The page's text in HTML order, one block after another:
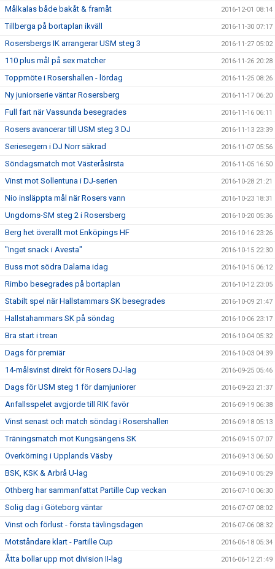
Målkalas både bakåt & framåt 2016-12-01 08:14
Tillberga på bortaplan ikväll 2016-11-30 07:17
Rosersbergs IK arrangerar USM steg 3 2016-11-27 05:02
110 plus mål på sex matcher 2016-11-26 20:28
Toppmöte i Rosershallen - lördag 2016-11-25 08:26
Ny juniorserie väntar Rosersberg 2016-11-17 06:20
Full fart när Vassunda besegrades 2016-11-16 06:11
Rosers avancerar till USM steg 3 DJ 2016-11-13 23:39
Seriesegern i DJ Norr säkrad 2016-11-07 05:56
Söndagsmatch mot VästeråsIrsta 2016-11-05 16:50
Vinst mot Sollentuna i DJ-serien 2016-10-28 21:21
Nio insläppta mål när Rosers vann 2016-10-23 18:31
Ungdoms-SM steg 2 i Rosersberg 2016-10-20 05:36
Berg het överallt mot Enköpings HF 2016-10-16 23:26
"Inget snack i Avesta" 2016-10-15 22:30
Buss mot södra Dalarna idag 2016-10-15 06:12
Rimbo besegrades på bortaplan 2016-10-12 23:05
Stabilt spel när Hallstammars SK besegrades 2016-10-09 21:47
Hallstahammars SK på söndag 2016-10-06 23:17
Bra start i trean 2016-10-04 05:32
Dags för premiär 2016-10-03 04:39
14-målsvinst direkt för Rosers DJ-lag 2016-09-25 05:46
Dags för USM steg 1 för damjuniorer 2016-09-23 21:37
Anfallsspelet avgjorde till RIK favör 2016-09-19 06:38
Vinst senast och match söndag i Rosershallen 2016-09-18 05:13
Träningsmatch mot Kungsängens SK 2016-09-15 07:07
Överkörning i Upplands Väsby 2016-09-13 06:50
BSK, KSK & Arbrå U-lag 2016-09-10 05:29
Othberg har sammanfattat Partille Cup veckan 2016-07-10 06:30
Solig dag i Göteborg väntar 2016-07-07 08:02
Vinst och förlust - första tävlingsdagen 2016-07-06 08:32
Motståndare klart - Partille Cup 2016-06-18 05:34
Åtta bollar upp mot division II-lag 2016-06-12 21:49